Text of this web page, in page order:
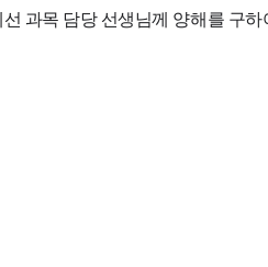
선 과목 담당 선생님께 양해를 구